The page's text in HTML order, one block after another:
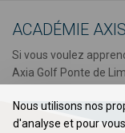
ACADÉMIE AXIS
Si vous voulez
Axia Golf Ponte de
Nous utilisons nos
d'analyse et pour